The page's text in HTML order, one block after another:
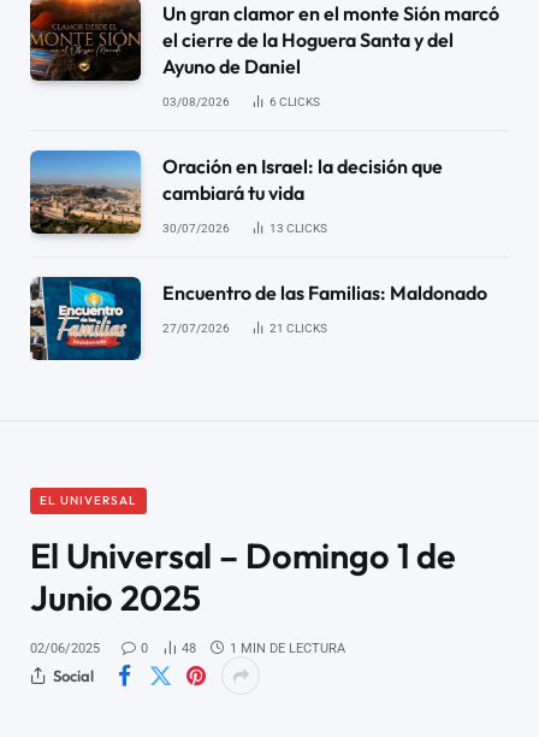
Un gran clamor en el monte Sión marcó
el cierre de la Hoguera Santa y del
Ayuno de Daniel
03/08/2026 6 CLICKS
Oración en Israel: la decisión que
cambiará tu vida
30/07/2026 13 CLICKS
Encuentro de las Familias: Maldonado
27/07/2026 21 CLICKS
EL UNIVERSAL
El Universal – Domingo 1 de
Junio 2025
02/06/2025 0 48 1 MIN DE LECTURA
Social